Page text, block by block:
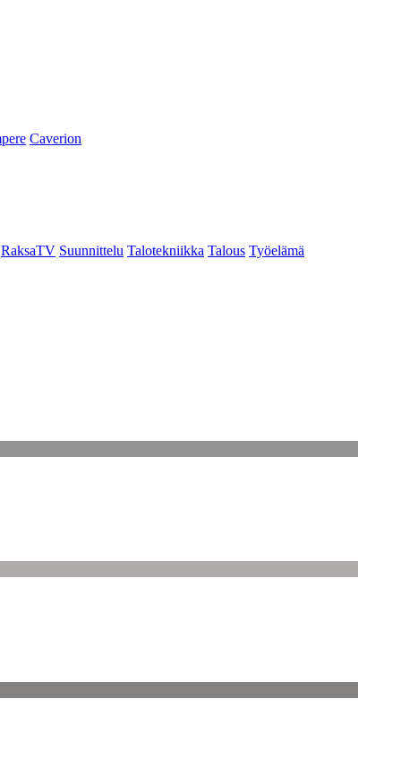
Caverion
RaksaTV Suunnittelu Talotekniikka Talous Työelämä